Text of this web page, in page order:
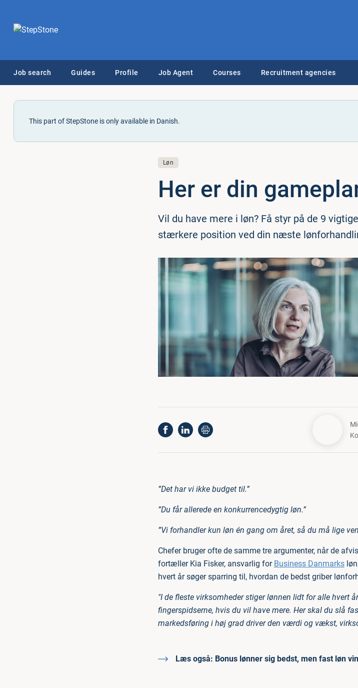
Job search Guides Profile Job Agent Courses Recruitment agencies
This part of StepStone is only available in Danish.
Løn
Her er din
Vil du have mere i løn? Få styr på de 9
stærkere position ved din næste
”Det har vi ikke budget til.”
”Du får allerede en konkurrencedygtig løn.”
”Vi forhandler kun løn én gang om året, så du må lige
Chefer bruger ofte de samme tre argumenter, når de
fortæller Kia Fisker, ansvarlig for Business Danmarks
hvert år søger sparring til, hvordan de bedst griber
"I de fleste virksomheder stiger lønnen lidt for alle hvert
fingerspidserne, hvis du vil have mere. Her skal du slå
markedsføring i høj grad driver den værdi og vækst,
Læs også: Bonus lønner sig bedst, men fast løn